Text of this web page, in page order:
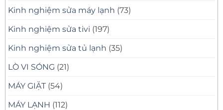
Kinh nghiệm sửa máy lạnh (73)
Kinh nghiệm sửa tivi (197)
Kinh nghiệm sửa tủ lạnh (35)
LÒ VI SÓNG (21)
MÁY GIẶT (54)
MÁY LẠNH (112)